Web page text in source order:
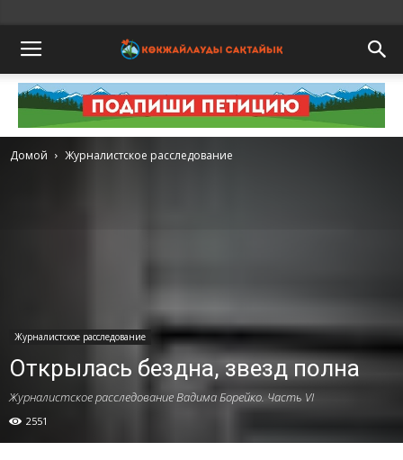
Домой Журналистское расследование
Журналистское расследование
Открылась бездна, звезд полна
Журналистское расследование Вадима Борейко. Часть VI
2551